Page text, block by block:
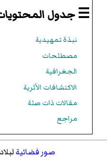
☰ جدول
نبذة تمهيدية
مصطلحات
الجغرافية
الاكتشافات الأثرية
مقالات ذات صلة
مراجع
صور فضائية